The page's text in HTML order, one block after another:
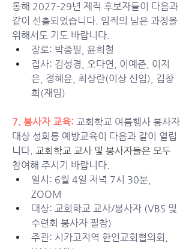
통해 2027-29년 제직 후보자들이 다음과
같이 선출되었습니다. 임직의 남은 과정을
위해서도 기도 바랍니다.
장로: 박종필, 윤희철
집사: 김성경, 오다연, 이예준, 이지
은, 정혜윤, 최상란(이상 신임), 김창
희(재임)
7. 봉사자 교육: 교회학교 여름행사 봉사자
대상 성희롱 예방교육이 다음과 같이 열립
니다. 교회학교 교사 및 봉사자들은 모두
참여해 주시기 바랍니다.
일시: 6월 4일 저녁 7시 30분,
ZOOM
대상: 교회학교 교사/봉사자 (VBS 및
수련회 봉사자 필참)
주관: 시카고지역 한인교회협의회,